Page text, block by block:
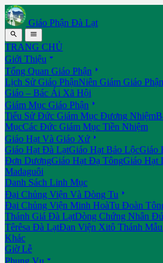
Giáo Phận Đà Lạt
 
TRANG CHỦ
Giới Thiệu 
Tổng Quan Giáo Phận 
Lịch Sử Giáo PhậnNiên Giám Giáo Phận
Giáo – Bác Ái Xã Hội
Giám Mục Giáo Phận 
Tiểu Sử Đức Giám Mục Đương Nhiệm
MụcCác Đức Giám Mục Tiền Nhiệm
Giáo Hạt Và Giáo Xứ 
Giáo Hạt Đà LạtGiáo Hạt Bảo LộcGiáo
Đơn DươngGiáo Hạt Đạ TôngGiáo Hạt
Madaguôi
Danh Sách Linh Mục
Đại Chủng Viện Và Dòng Tu 
Đại Chủng Viện Minh HoàTu Đoàn
Thánh Giá Đà LạtDòng Chứng Nhân
Têrêsa Đà LạtĐan Viện Xitô Thánh Mẫu
Khác
Giờ Lễ
Phụng Vụ 